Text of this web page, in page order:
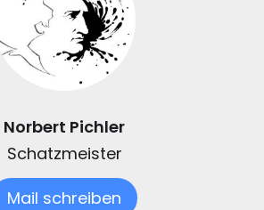
Norbert Pichler
Schatzmeister
Mail schreiben